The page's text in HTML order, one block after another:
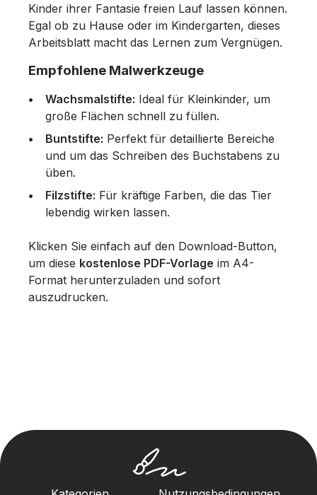
Kinder ihrer Fantasie freien Lauf lassen können.
Egal ob zu Hause oder im Kindergarten, dieses
Arbeitsblatt macht das Lernen zum Vergnügen.
Empfohlene Malwerkzeuge
Wachsmalstifte: Ideal für Kleinkinder, um
große Flächen schnell zu füllen.
Buntstifte: Perfekt für detaillierte Bereiche
und um das Schreiben des Buchstabens zu
üben.
Filzstifte: Für kräftige Farben, die das Tier
lebendig wirken lassen.
Klicken Sie einfach auf den Download-Button,
um diese kostenlose PDF-Vorlage im A4-
Format herunterzuladen und sofort
auszudrucken.